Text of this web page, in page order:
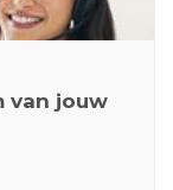
van jouw